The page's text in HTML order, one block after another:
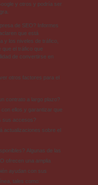
y otros y podría ser
de SEO? Informes
que está
y los niveles de tráfico,
el tráfico que
de convertirse en
otros factores para el
contrato a largo plazo?
ellos y garantizar que
sus accesos?
actualizaciones sobre el
Algunas de las
ofrecen una amplia
ayudan con sus
tales como: